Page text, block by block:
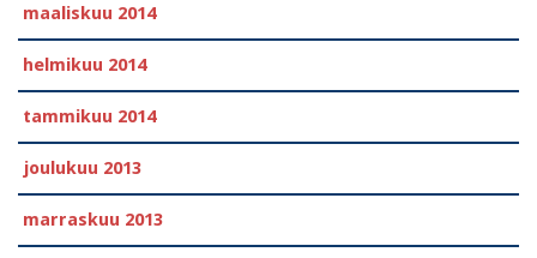
maaliskuu 2014
helmikuu 2014
tammikuu 2014
joulukuu 2013
marraskuu 2013